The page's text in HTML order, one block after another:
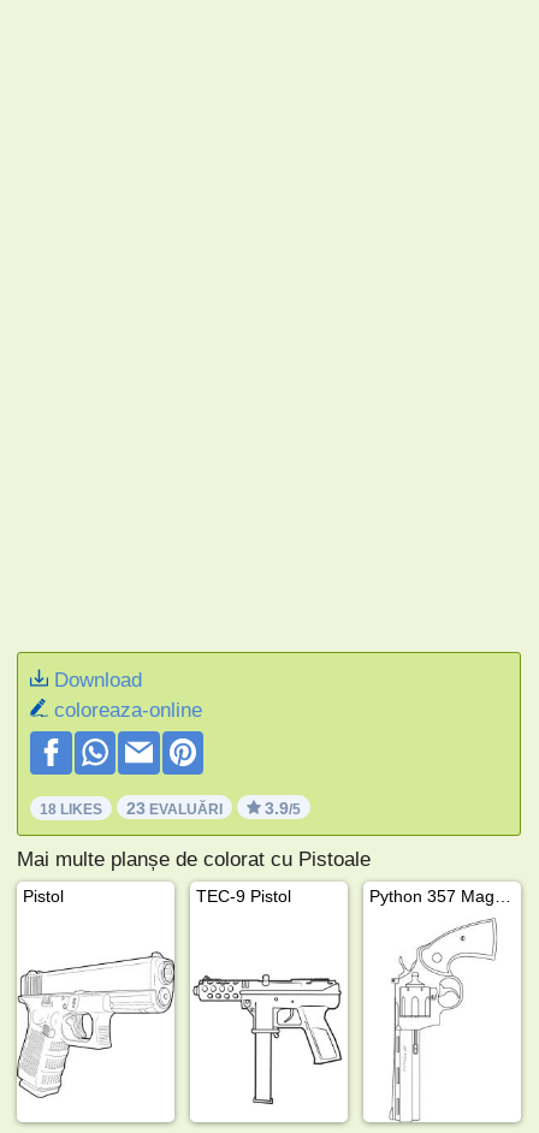
Download
coloreaza-online
18 LIKES 23 EVALUĂRI 3.9/5
Mai multe planșe de colorat cu Pistoale
Pistol TEC-9 Pistol